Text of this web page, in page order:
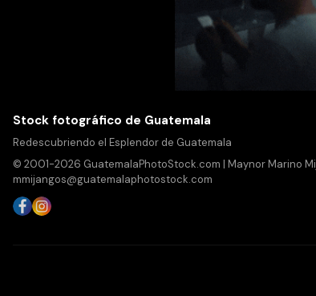
Stock fotográfico de Guatemala
Redescubriendo el Esplendor de Guatemala
© 2001-2026 GuatemalaPhotoStock.com | Maynor Marino
mmijangos@guatemalaphotostock.com